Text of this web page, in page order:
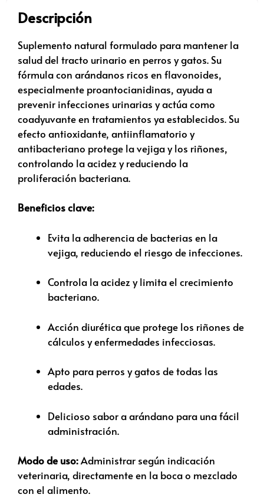
Descripción
Suplemento natural formulado para mantener la
salud del tracto urinario en perros y gatos. Su
fórmula con arándanos ricos en flavonoides,
especialmente proantocianidinas, ayuda a
prevenir infecciones urinarias y actúa como
coadyuvante en tratamientos ya establecidos. Su
efecto antioxidante, antiinflamatorio y
antibacteriano protege la vejiga y los riñones,
controlando la acidez y reduciendo la
proliferación bacteriana.
Beneficios clave:
Evita la adherencia de bacterias en la
vejiga, reduciendo el riesgo de infecciones.
Controla la acidez y limita el crecimiento
bacteriano.
Acción diurética que protege los riñones de
cálculos y enfermedades infecciosas.
Apto para perros y gatos de todas las
edades.
Delicioso sabor a arándano para una fácil
administración.
Modo de uso:Administrar según indicación
veterinaria, directamente en la boca o mezclado
con el alimento.